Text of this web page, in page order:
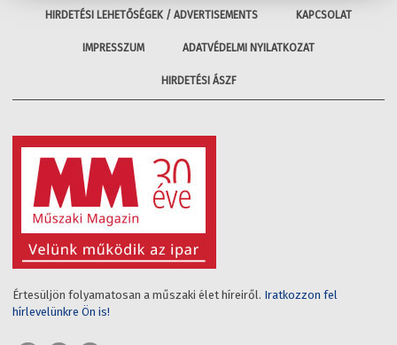
HIRDETÉSI LEHETŐSÉGEK / ADVERTISEMENTS KAPCSOLAT
IMPRESSZUM ADATVÉDELMI NYILATKOZAT
HIRDETÉSI ÁSZF
Értesüljön folyamatosan a műszaki élet híreiről. Iratkozzon fel
hírlevelünkre Ön is!